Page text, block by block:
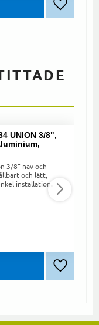
Lägg till
UNION 3/8",
3/8" nav och
och lätt,
installation.
Lägg till